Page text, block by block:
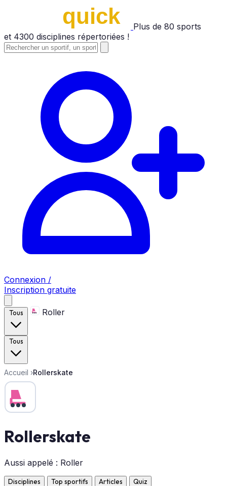
Plus de 80 sports
et 4300 disciplines répertoriées !
Connexion /
Inscription gratuite
Tous Roller
Tous
Accueil ›Rollerskate
Rollerskate
Aussi appelé : Roller
Disciplines Top sportifs Articles Quiz